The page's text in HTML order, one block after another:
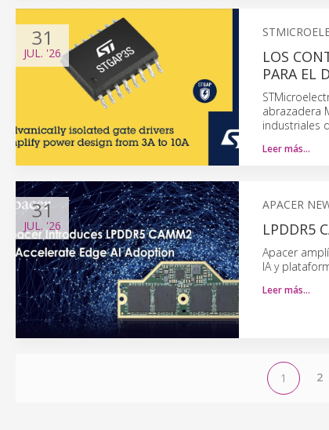
31
JUL. '26
LOS
PARA EL
abrazadera
industriales
Leer más…
31
JUL. '26
APACER
LPDDR5
Apacer
IA y
Leer más…
1 2